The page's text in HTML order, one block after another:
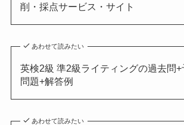
削・採点サービス・サイト
あわせて読みたい
英検2級 準2級ライティングの過去問
問題+解答例
あわせて読みたい